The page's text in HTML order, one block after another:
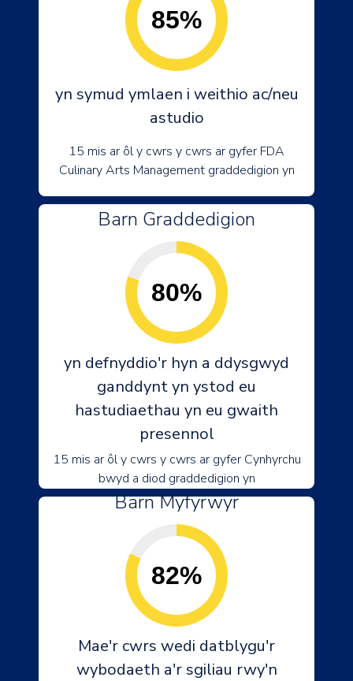
85%
yn symud ymlaen i weithio ac/neu
astudio
15 mis ar ôl y cwrs y cwrs ar gyfer FDA
Culinary Arts Management graddedigion yn
Barn Graddedigion
80%
yn defnyddio'r hyn a ddysgwyd
ganddynt yn ystod eu
hastudiaethau yn eu gwaith
presennol
15 mis ar ôl y cwrs y cwrs ar gyfer Cynhyrchu
bwyd a diod graddedigion yn
Barn Myfyrwyr
82%
Mae'r cwrs wedi datblygu'r
wybodaeth a'r sgiliau rwy'n